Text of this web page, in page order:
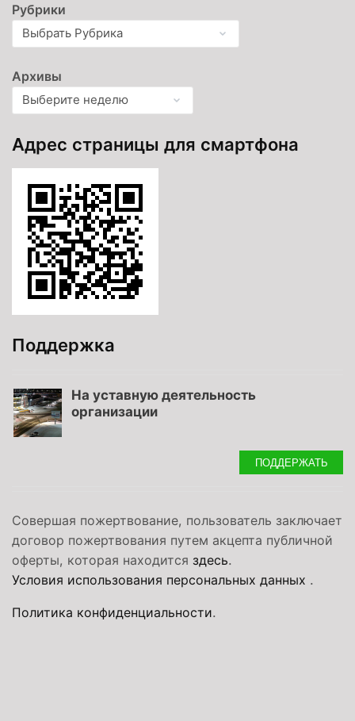
Рубрики
Архивы
Адрес страницы для смартфона
Поддержка
На уставную деятельность
организации
ПОДДЕРЖАТЬ
Совершая пожертвование, пользователь заключает
договор пожертвования путем акцепта публичной
оферты, которая находится здесь.
Условия использования персональных данных .
Политика конфиденциальности.